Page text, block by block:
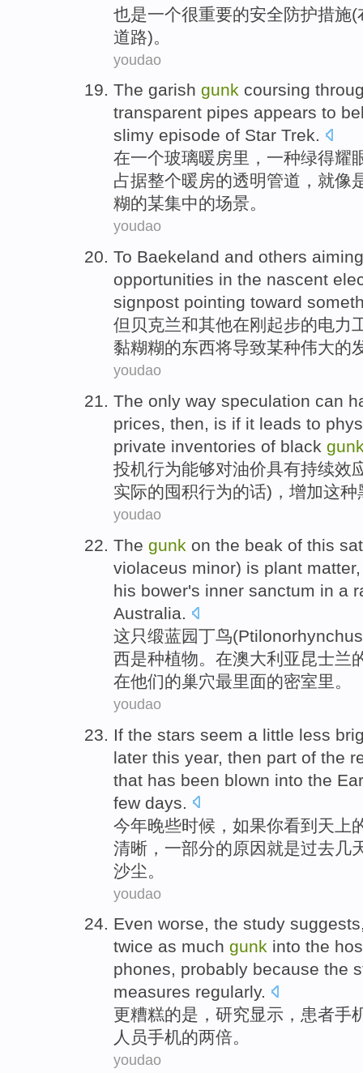
也是一个很重要的安全防护措施(
道路)。
youdao
The garish gunk coursing
transparent pipes appears to
slimy episode of Star Trek.
在一个玻璃暖房里，一种绿得耀
占据整个暖房的透明管道 ，就像
糊的某集中的场景。
youdao
To Baekeland and others
opportunities in the nascent
signpost pointing toward
但贝克兰和其他在刚起步的电力
黏糊糊的东西将导致某种伟大的
youdao
The only way speculation can
prices, then, is if it leads to
private inventories of black
投机行为能够对油价具有持续效
实际的囤积行为的话)， 增加这种
youdao
The gunk on the beak of this
violaceus minor) is plant
his bower's inner sanctum in a
Australia.
这只缎蓝园丁鸟(Ptilonorhynchus
西是种植物。 在澳大利亚昆士兰
在他们的巢穴最里面的密室里。
youdao
If the stars seem a little less
later this year, then part of the
that has been blown into the
few days
今年晚些时候 ， 如果你看到天上
清晰 ， 一部分的原因就是过去几
沙尘。
youdao
Even worse, the study suggests
twice as much gunk into the
phones, probably because the
measures regularly.
更糟糕的是， 研究显示 ， 患者手
人员手机的两倍。
youdao